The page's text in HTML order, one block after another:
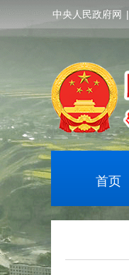
中央人民政府网 |
首页